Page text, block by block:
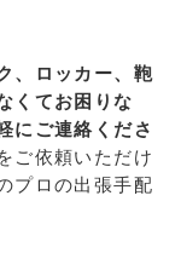
、ロッカー、鞄
くてお困りな
にご連絡くださ
ご依頼いただけ
プロの出張手配